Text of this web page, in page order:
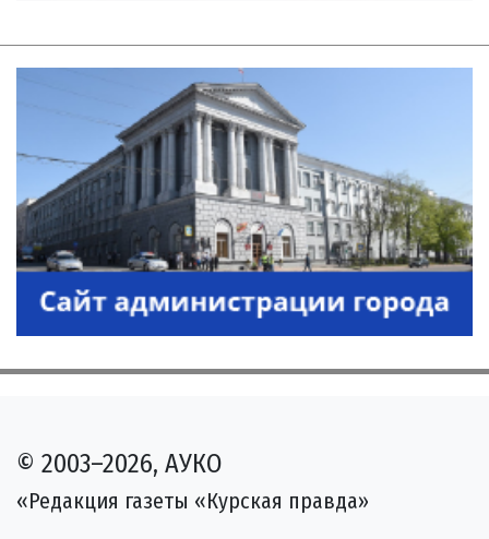
© 2003–2026, АУКО
«Редакция газеты «Курская правда»